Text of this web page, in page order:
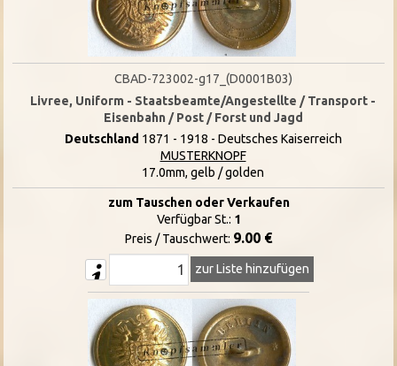
CBAD-723002-g17_(D0001B03)
Livree, Uniform - Staatsbeamte/Angestellte / Transport -
Eisenbahn / Post / Forst und Jagd
Deutschland 1871 - 1918 - Deutsches Kaiserreich
MUSTERKNOPF
17.0mm, gelb / golden
zum Tauschen oder Verkaufen
Verfügbar St.: 1
Preis / Tauschwert: 9.00 €
zur Liste hinzufügen